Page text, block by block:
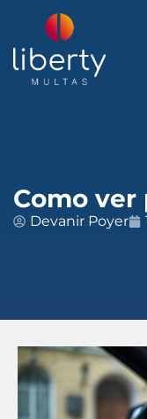
Como ver
Devanir Poyer